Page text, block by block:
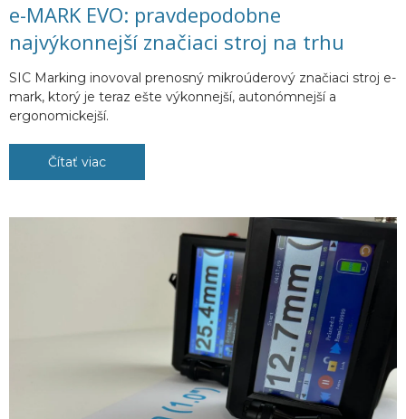
e-MARK EVO: pravdepodobne
najvýkonnejší značiaci stroj na trhu
SIC Marking inovoval prenosný mikroúderový značiaci stroj e-
mark, ktorý je teraz ešte výkonnejší, autonómnejší a
ergonomickejší.
Čítať viac